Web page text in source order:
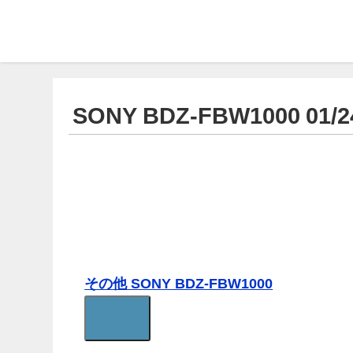
SONY BDZ-FBW1000 01/
その他 SONY BDZ-FBW1000